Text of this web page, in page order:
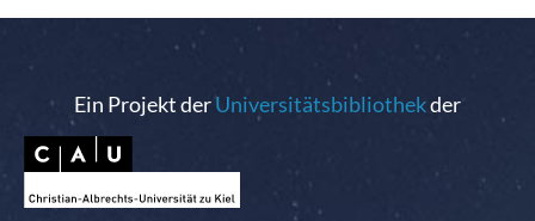
Ein Projekt derUniversitätsbibliothekder